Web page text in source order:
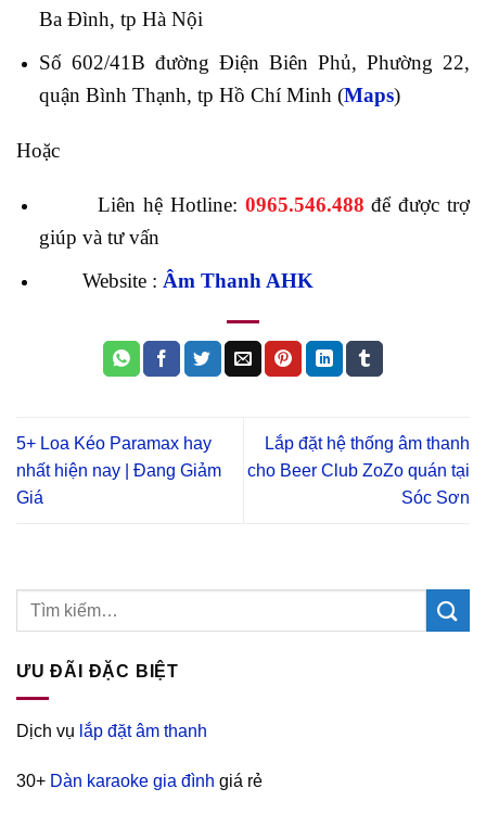
Ba Đình, tp Hà Nội
Số 602/41B đường Điện Biên Phủ, Phường 22,
quận Bình Thạnh, tp Hồ Chí Minh (Maps)
Hoặc
Liên hệ Hotline: 0965.546.488 để được trợ
giúp và tư vấn
Website : Âm Thanh AHK
5+ Loa Kéo Paramax hay
nhất hiện nay | Đang Giảm
Giá
Lắp đặt hệ thống âm thanh
cho Beer Club ZoZo quán tại
Sóc Sơn
ƯU ĐÃI ĐẶC BIỆT
Dịch vụ lắp đặt âm thanh
30+ Dàn karaoke gia đình giá rẻ